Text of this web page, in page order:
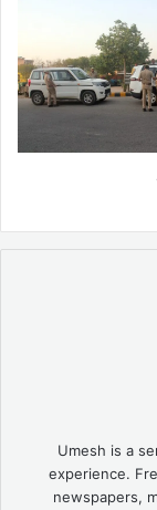
Umesh is a
experience.
newspapers,